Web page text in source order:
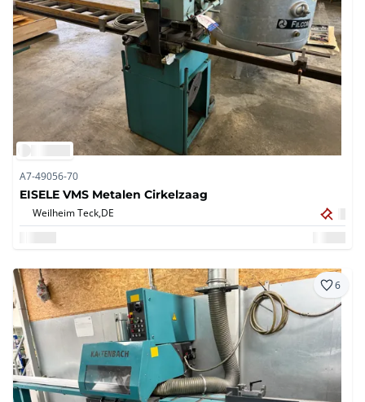
A7-49056-70
EISELE VMS Metalen Cirkelzaag
Weilheim Teck,DE
6